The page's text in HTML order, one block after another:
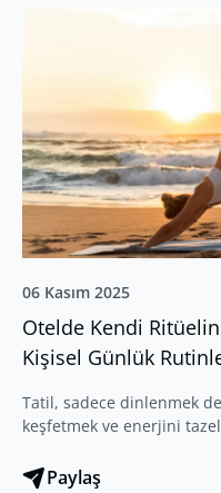
06 Kasım 2025
Otelde Kendi
Kişisel Günlük
Tatil, sadece dinlenmek
keşfetmek ve enerjini
Paylaş